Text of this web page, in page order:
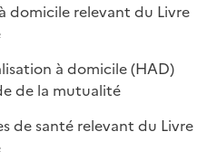
domicile relevant du Livre
à domicile (HAD)
de la mutualité
de santé relevant du Livre